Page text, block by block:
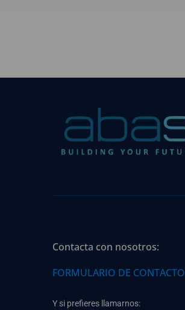
Contacta con nosotros:
FORMULARIO DE CONTACTO
Y si prefieres llamarnos: